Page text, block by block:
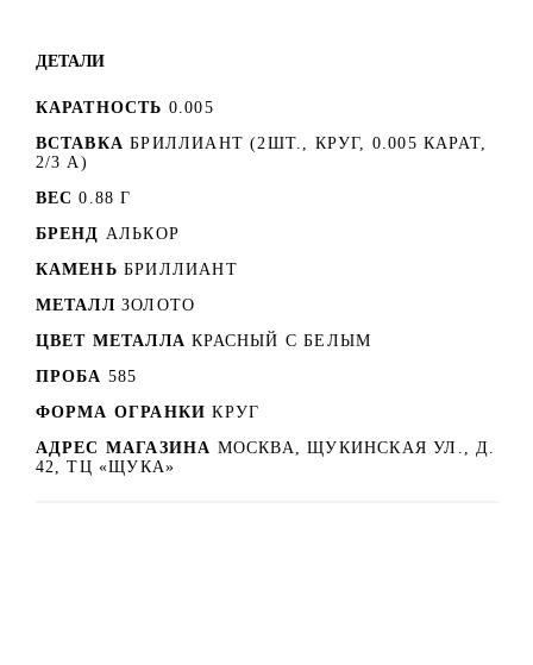
ДЕТАЛИ
КАРАТНОСТЬ 0.005
ВСТАВКА БРИЛЛИАНТ (2ШТ., КРУГ, 0.005 КАРАТ,
2/3 А)
ВЕС 0.88 Г
БРЕНД АЛЬКОР
КАМЕНЬ БРИЛЛИАНТ
МЕТАЛЛ ЗОЛОТО
ЦВЕТ МЕТАЛЛА КРАСНЫЙ C БЕЛЫМ
ПРОБА 585
ФОРМА ОГРАНКИ КРУГ
АДРЕС МАГАЗИНА МОСКВА, ЩУКИНСКАЯ УЛ., Д.
42, ТЦ «ЩУКА»